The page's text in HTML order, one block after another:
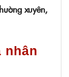
xuyên,
nhân